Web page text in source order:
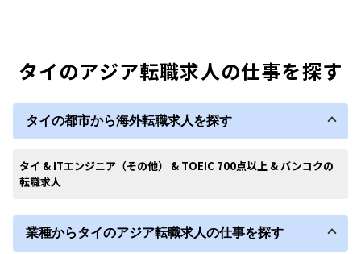
タイのアジア転職求人の仕事を探す
タイの都市から海外転職求人を探す
タイ & ITエンジニア（その他） & TOEIC 700点以上 & バンコクの
転職求人
業種からタイのアジア転職求人の仕事を探す